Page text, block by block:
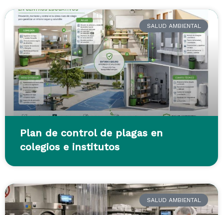
SALUD AMBIENTAL
Plan de control de plagas en
colegios e institutos
SALUD AMBIENTAL